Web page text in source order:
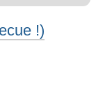
!)